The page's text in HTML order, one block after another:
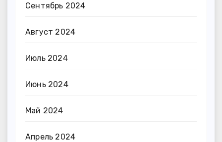
Сентябрь 2024
Август 2024
Июль 2024
Июнь 2024
Май 2024
Апрель 2024